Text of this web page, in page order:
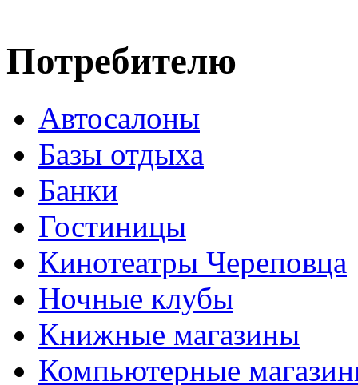
Потребителю
Автосалоны
Базы отдыха
Банки
Гостиницы
Кинотеатры Череповца
Ночные клубы
Книжные магазины
Компьютерные